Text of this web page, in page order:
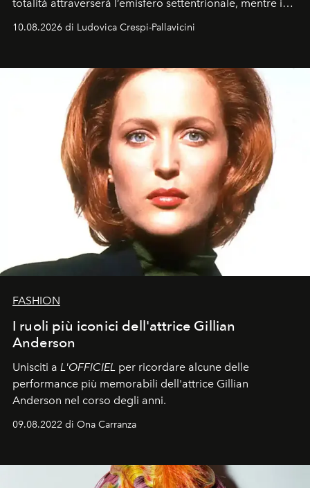
totalità attraverserà l’emisfero settentrionale, mentre in
Italia il fenomeno sarà parziale ma particolarmente
spettacolare al Nord. Orari, città favorite e regole per
10.08.2026 di Ludovica Crespi-Pallavicini
FASHION
I ruoli più iconici dell'attrice Gillian
Anderson
Unisciti a L'OFFICIEL per ricordare alcune delle
performance più memorabili dell'attrice Gillian
Anderson nel corso degli anni.
09.08.2022 di Ona Carranza